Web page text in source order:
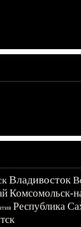
Владивосток
Комсомольск-
Республика